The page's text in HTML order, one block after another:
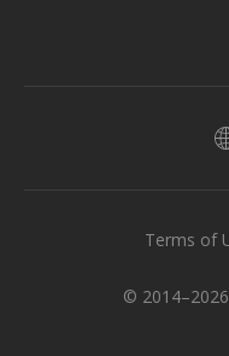
©
Terms of